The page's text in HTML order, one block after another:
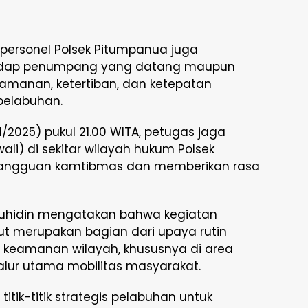
Polsek Pitumpanua juga
penumpang yang datang maupun
ketertiban, dan ketepatan
pukul 21.00 WITA, petugas jaga
di sekitar wilayah hukum Polsek
kamtibmas dan memberikan rasa
mengatakan bahwa kegiatan
merupakan bagian dari upaya rutin
wilayah, khususnya di area
utama mobilitas masyarakat.
titik strategis pelabuhan untuk